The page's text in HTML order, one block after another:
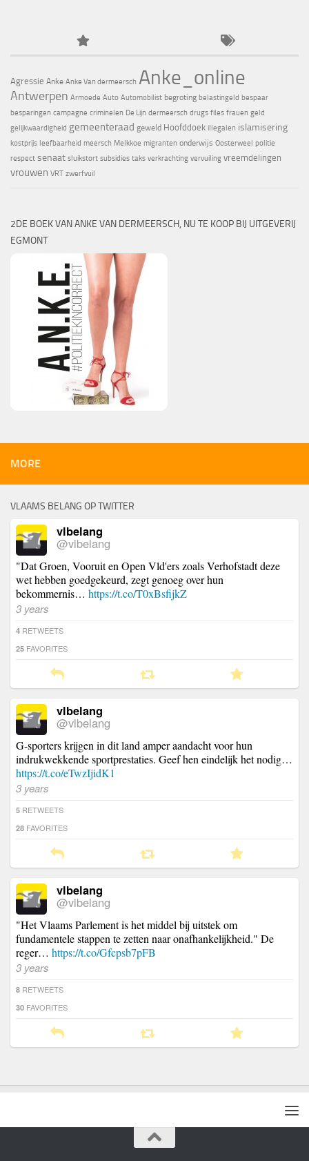
Agressie Anke Anke Van dermeersch Anke_online
Antwerpen Armoede Auto Automobilist begroting belastingeld bespaar
besparingen campagne criminelen De Lijn dermeersch drugs files frauen geld
gelijkwaardigheid gemeenteraad geweld Hoofddoek illegalen islamisering
kostprijs leefbaarheid meersch Melkkoe migranten onderwijs Oosterweel politie
respect senaat sluikstort subsidies taks verkrachting vervuiling vreemdelingen
vrouwen VRT zwerfvuil
2DE BOEK VAN ANKE VAN DERMEERSCH, NU TE KOOP BIJ UITGEVERIJ
EGMONT
MORE
VLAAMS BELANG OP TWITTER
vlbelang
@vlbelang
"Dat Groen, Vooruit en Open Vld'ers zoals Verhofstadt deze
wet hebben goedgekeurd, zegt genoeg over hun
bekommernis… https://t.co/T0xBsfijkZ
3 years
4 RETWEETS
25 FAVORITES
vlbelang
@vlbelang
G-sporters krijgen in dit land amper aandacht voor hun
indrukwekkende sportprestaties. Geef hen eindelijk het nodig…
https://t.co/eTwzIjidK1
3 years
5 RETWEETS
28 FAVORITES
vlbelang
@vlbelang
"Het Vlaams Parlement is het middel bij uitstek om
fundamentele stappen te zetten naar onafhankelijkheid." De
reger… https://t.co/Gfcpsb7pFB
3 years
8 RETWEETS
30 FAVORITES